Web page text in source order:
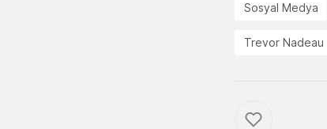
Sosyal Medya
Trevor Nadeau